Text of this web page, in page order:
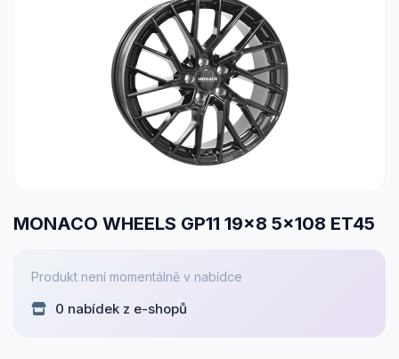
MONACO WHEELS GP11 19x8 5x108 ET45
Produkt není momentálně v nabídce
0 nabídek z e-shopů